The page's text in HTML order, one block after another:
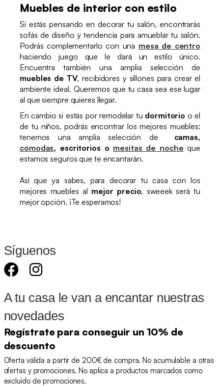
Muebles de interior con estilo
Si estás pensando en decorar tu salón, encontrarás
sofás de diseño y tendencia para amueblar tu salón.
Podrás complementarlo con una mesa de centro
haciendo juego que le dará un estilo único.
Encuentra también una amplia selección de
muebles de TV, recibidores y sillones para crear el
ambiente ideal. Queremos que tu casa sea ese lugar
al que siempre quieres llegar.
En cambio si estás por remodelar tu dormitorio o el
de tu niños, podrás encontrar los mejores muebles:
tenemos una amplia selección de camas,
cómodas, escritorios o mesitas de noche que
estamos seguros que te encantarán.
Así que ya sabes, para decorar tu casa con los
mejores muebles al mejor precio, sweeek será tu
mejor opción. ¡Te esperamos!
Síguenos
A tu casa le van a encantar nuestras
novedades
Regístrate para conseguir un 10% de
descuento
Oferta válida a partir de 200€ de compra. No acumulable a otras
ofertas y promociones. No aplica a productos marcados como
excluido de promociones.